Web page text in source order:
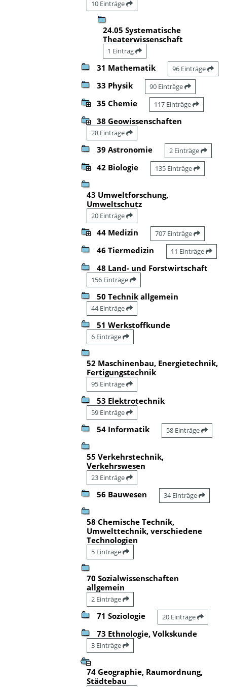
10 Einträge
24.05 Systematische
Theaterwissenschaft
1 Eintrag
31 Mathematik 96 Einträge
33 Physik 90 Einträge
35 Chemie 117 Einträge
38 Geowissenschaften
28 Einträge
39 Astronomie 2 Einträge
42 Biologie 135 Einträge
43 Umweltforschung,
Umweltschutz
20 Einträge
44 Medizin 707 Einträge
46 Tiermedizin 11 Einträge
48 Land- und Forstwirtschaft
156 Einträge
50 Technik allgemein
44 Einträge
51 Werkstoffkunde
6 Einträge
52 Maschinenbau, Energietechnik,
Fertigungstechnik
95 Einträge
53 Elektrotechnik
59 Einträge
54 Informatik 58 Einträge
55 Verkehrstechnik,
Verkehrswesen
23 Einträge
56 Bauwesen 34 Einträge
58 Chemische Technik,
Umwelttechnik, verschiedene
Technologien
5 Einträge
70 Sozialwissenschaften
allgemein
2 Einträge
71 Soziologie 20 Einträge
73 Ethnologie, Volkskunde
3 Einträge
74 Geographie, Raumordnung,
Städtebau